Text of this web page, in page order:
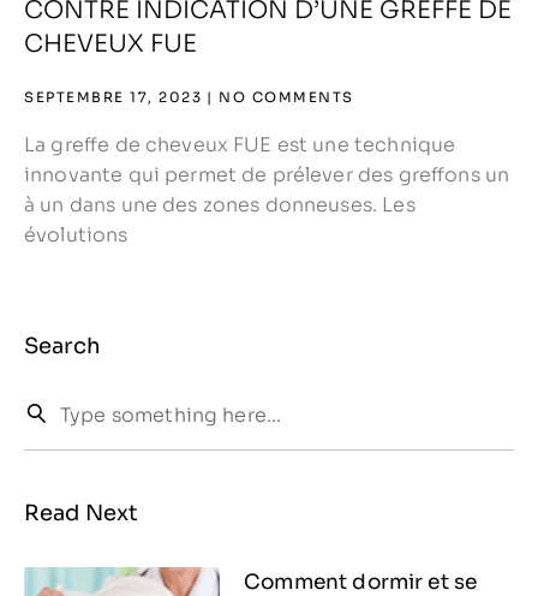
CONTRE INDICATION D’UNE GREFFE DE
CHEVEUX FUE
SEPTEMBRE 17, 2023 NO COMMENTS
La greffe de cheveux FUE est une technique
innovante qui permet de prélever des greffons un
à un dans une des zones donneuses. Les
évolutions
Search
Read Next
Comment dormir et se